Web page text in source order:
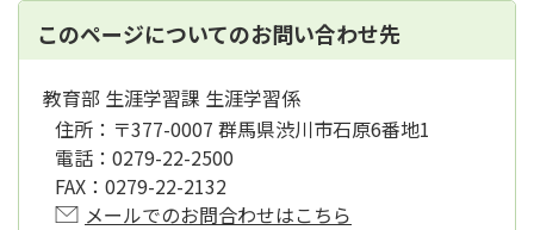
このページについてのお問い合わせ先
教育部 生涯学習課 生涯学習係
住所： 〒377-0007 群馬県渋川市石原6番地1
電話： 0279-22-2500
FAX： 0279-22-2132
メールでのお問合わせはこちら